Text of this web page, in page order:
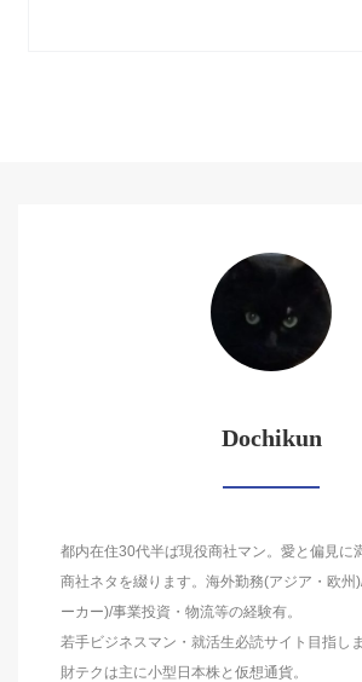
Dochikun
都内在住30代半ば現役商社マン。愛と偏見に
商社ネタを綴ります。海外勤務(アジア・欧州
ーカー)/事業投資・物流等の経験有。
若手ビジネスマン・就活生必読サイト目指しま
財テクは主に小型日本株と仮想通貨。